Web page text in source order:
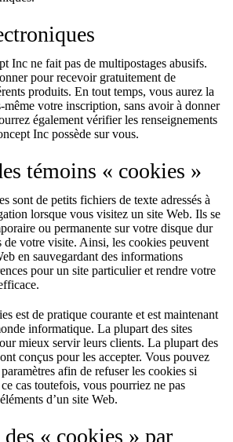
Inc ne fait pas de multipostages abusifs.
pour recevoir gratuitement de
produits. En tout temps, vous aurez la
même votre inscription, sans avoir à donner
également vérifier les renseignements
Inc possède sur vous.
témoins « cookies »
sont de petits fichiers de texte adressés à
lorsque vous visitez un site Web. Ils se
ou permanente sur votre disque dur
de votre visite. Ainsi, les cookies peuvent
en sauvegardant des informations
pour un site particulier et rendre votre
est de pratique courante et est maintenant
informatique. La plupart des sites
mieux servir leurs clients. La plupart des
conçus pour les accepter. Vous pouvez
afin de refuser les cookies si
cas toutefois, vous pourriez ne pas
d’un site Web.
« cookies » par